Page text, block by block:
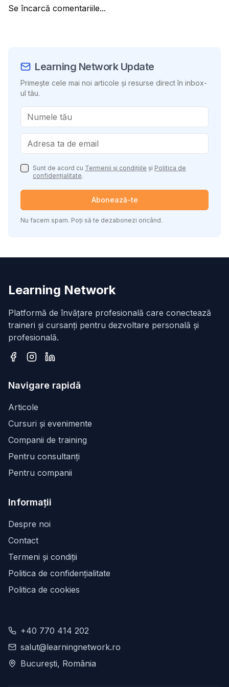
Se încarcă comentariile...
Learning Network Update
Primește cele mai noi articole și resurse direct în inbox-
ul tău.
Sunt de acord cu Termenii și condițiile și Politica de
confidențialitate.
Abonează-te
Nu facem spam. Poți să te dezabonezi oricând.
Learning Network
Platformă de învățare profesională care conectează
traineri și cursanți pentru dezvoltare personală și
profesională.
Navigare rapidă
Articole
Cursuri și evenimente
Companii de training
Pentru consultanți
Pentru companii
Informații
Despre noi
Contact
Termeni și condiții
Politica de confidențialitate
Politica de cookies
+40 770 414 202
salut@learningnetwork.ro
București, România